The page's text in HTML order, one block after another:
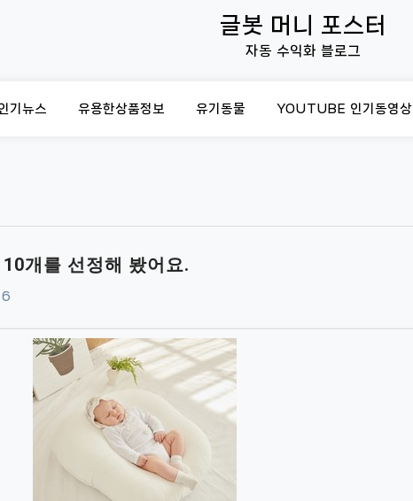
글봇 머니 포스터
자동 수익화 블로그
기뉴스 유용한상품정보 유기동물 YOUTUBE 인기동영상
개를 선정해 봤어요.